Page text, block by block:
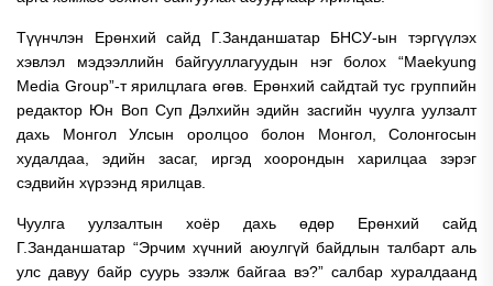
Түүнчлэн Ерөнхий сайд Г.Занданшатар БНСУ-ын тэргүүлэх
хэвлэл мэдээллийн байгууллагуудын нэг болох “Maekyung
Media Group”-т ярилцлага өгөв. Ерөнхий сайдтай тус группийн
редактор Юн Воп Суп Дэлхийн эдийн засгийн чуулга уулзалт
дахь Монгол Улсын оролцоо болон Монгол, Солонгосын
худалдаа, эдийн засаг, иргэд хоорондын харилцаа зэрэг
сэдвийн хүрээнд ярилцав.
Чуулга уулзалтын хоёр дахь өдөр Ерөнхий сайд
Г.Занданшатар “Эрчим хүчний аюулгүй байдлын талбарт аль
улс давуу байр суурь эзэлж байгаа вэ?” салбар хуралдаанд